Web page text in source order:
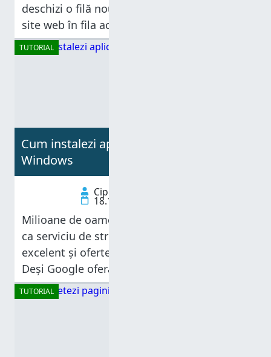
deschizi o filă nouă. De îndată ce încarci un
site web în fila activă, Bara de preferințe
(Favorites bar) este ascunsă, dar apare din
nou atunci când deschizi
TUTORIAL
Cum instalezi aplicația YouTube Music în
Windows
Ciprian Adrian Rusen
18.10.2024
Milioane de oameni folosesc YouTube Music
ca serviciu de streaming, datorită prețului
excelent și ofertei generoase de muzică.
Deși Google oferă aplicații mobile pentru
Android și iOS, nu oferă o aplicație YouTube
Music pentru desktop, precum Spotify.
TUTORIAL